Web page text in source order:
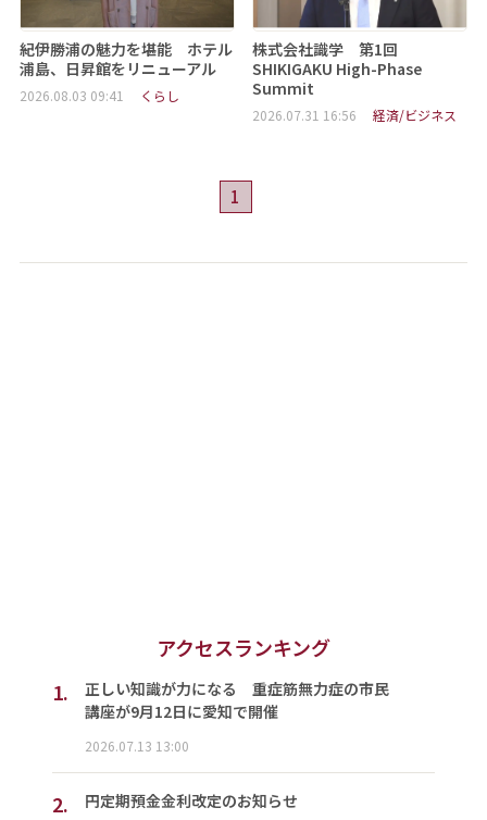
紀伊勝浦の魅力を堪能 ホテル
浦島、日昇館をリニューアル
2026.08.03 09:41 くらし
株式会社識学 第1回
SHIKIGAKU High-Phase
Summit
2026.07.31 16:56 経済/ビジネス
1
アクセスランキング
1.
正しい知識が力になる 重症筋無力症の市民
講座が9月12日に愛知で開催
2026.07.13 13:00
2. 円定期預金金利改定のお知らせ